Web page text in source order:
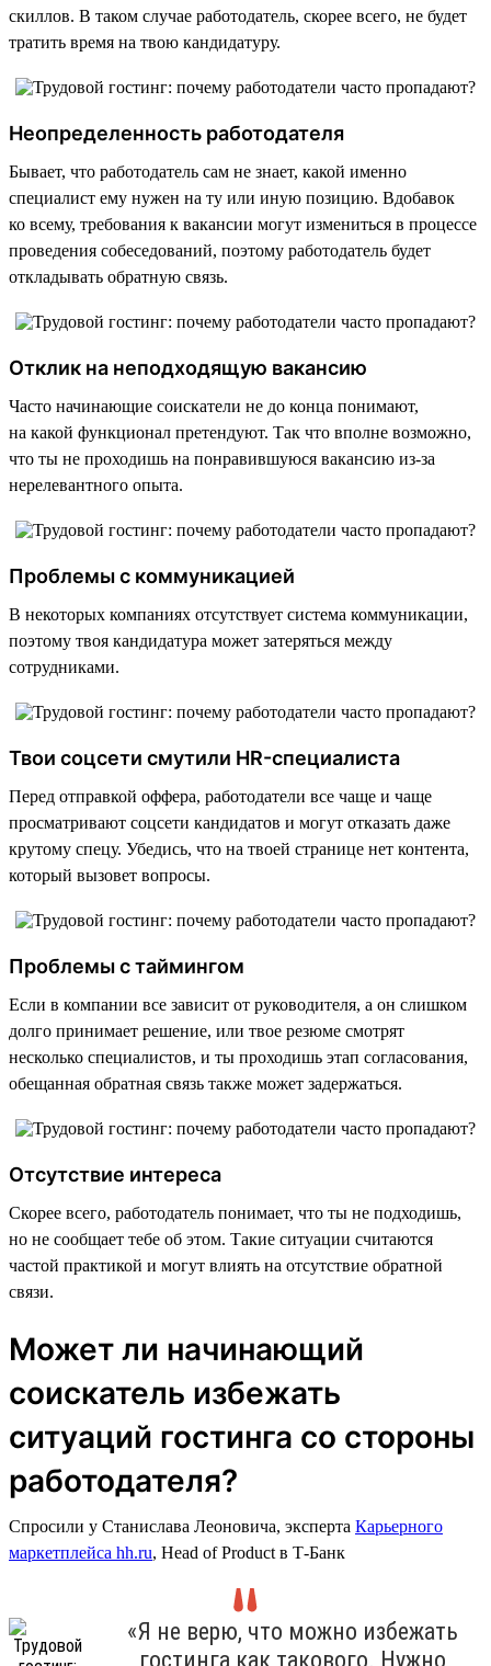
скиллов. В таком случае работодатель, скорее всего, не будет
тратить время на твою кандидатуру.
Неопределенность работодателя
Бывает, что работодатель сам не знает, какой именно
специалист ему нужен на ту или иную позицию. Вдобавок
ко всему, требования к вакансии могут измениться в процессе
проведения собеседований, поэтому работодатель будет
откладывать обратную связь.
Отклик на неподходящую вакансию
Часто начинающие соискатели не до конца понимают,
на какой функционал претендуют. Так что вполне возможно,
что ты не проходишь на понравившуюся вакансию из-за
нерелевантного опыта.
Проблемы с коммуникацией
В некоторых компаниях отсутствует система коммуникации,
поэтому твоя кандидатура может затеряться между
сотрудниками.
Твои соцсети смутили HR-специалиста
Перед отправкой оффера, работодатели все чаще и чаще
просматривают соцсети кандидатов и могут отказать даже
крутому спецу. Убедись, что на твоей странице нет контента,
который вызовет вопросы.
Проблемы с таймингом
Если в компании все зависит от руководителя, а он слишком
долго принимает решение, или твое резюме смотрят
несколько специалистов, и ты проходишь этап согласования,
обещанная обратная связь также может задержаться.
Отсутствие интереса
Скорее всего, работодатель понимает, что ты не подходишь,
но не сообщает тебе об этом. Такие ситуации считаются
частой практикой и могут влиять на отсутствие обратной
связи.
Может ли начинающий
соискатель избежать
ситуаций гостинга со стороны
работодателя?
Спросили у Станислава Леоновича, эксперта Карьерного
маркетплейса hh.ru, Head of Product в Т-Банк
«Я не верю, что можно избежать
гостинга как такового. Нужно